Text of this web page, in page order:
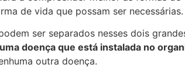
de vida que possam ser necessárias.
ser separados nesses dois
doença que está instalada no
outra doença.